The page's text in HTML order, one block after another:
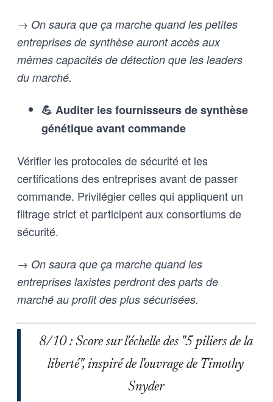
→ On saura que ça marche quand les petites
entreprises de synthèse auront accès aux
mêmes capacités de détection que les leaders
du marché.
💪 Auditer les fournisseurs de synthèse
génétique avant commande
Vérifier les protocoles de sécurité et les
certifications des entreprises avant de passer
commande. Privilégier celles qui appliquent un
filtrage strict et participent aux consortiums de
sécurité.
→ On saura que ça marche quand les
entreprises laxistes perdront des parts de
marché au profit des plus sécurisées.
8/10 : Score sur l'échelle des "5 piliers de la
liberté", inspiré de l'ouvrage de Timothy
Snyder